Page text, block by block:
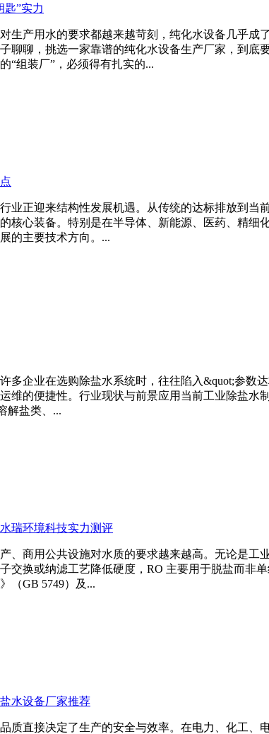
匙”实力
生产用水的要求都越来越苛刻，纯化水设备几乎成
聊，挑选一家靠谱的纯化水设备生产厂家，到底
“组装厂”，必须得有扎实的...
业正迎来结构性发展机遇。从传统的达标排放到
核心装备。特别是在半导体、新能源、医药、精
的主要技术方向。...
多企业在选购除盐水系统时，往往陷入&quot;参数
维的便捷性。行业现状与前景应用当前工业除盐
解盐类、...
瑞环境科技实力测评
、商用公共设施对水质的要求越来越高。无论是
交换或纳滤工艺降低硬度，RO 主要用于脱盐而
（GB 5749）及...
水设备厂家推荐
质直接决定了生产的安全与效率。在电力、化工、